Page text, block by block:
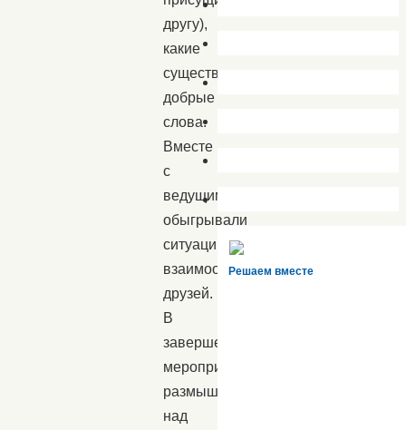
другу),
какие
существуют
добрые
слова.
Вместе
с
ведущим
обыгрывали
ситуации
взаимоотношений
друзей.
В
завершении
мероприятия
размышляли
над
Решаем вместе